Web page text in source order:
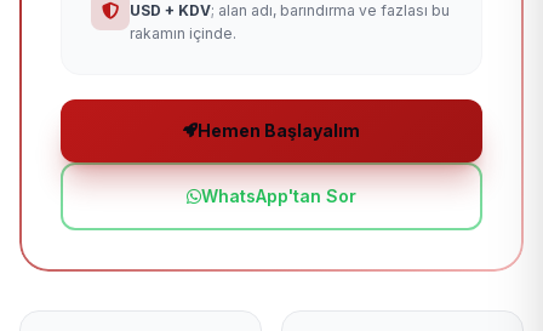
USD + KDV; alan adı, barındırma ve fazlası bu
rakamın içinde.
Hemen Başlayalım
WhatsApp'tan Sor